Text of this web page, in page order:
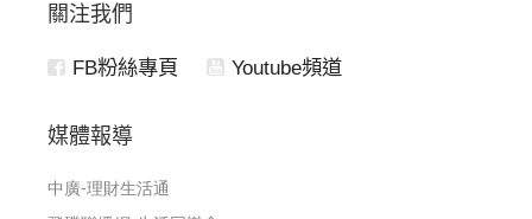
關注我們
FB粉絲專頁 Youtube頻道
媒體報導
中廣-理財生活通